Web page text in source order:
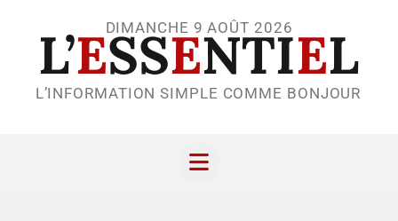
DIMANCHE 9 AOÛT 2026
L’ESSENTIEL
L’INFORMATION SIMPLE COMME BONJOUR